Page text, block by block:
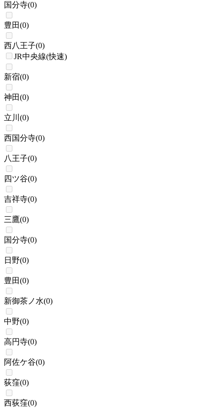
国分寺(0)
豊田(0)
西八王子(0)
JR中央線(快速)
新宿(0)
神田(0)
立川 (0)
西国分寺(0)
八王子(0)
四ツ谷(0)
吉祥寺(0)
三鷹(0)
国分寺(0)
日野(0)
豊田(0)
新御茶ノ水(0)
中野(0)
高円寺(0)
阿佐ケ谷(0)
荻窪(0)
西荻窪(0)